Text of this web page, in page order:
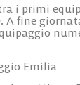
i primi
fine
Emilia